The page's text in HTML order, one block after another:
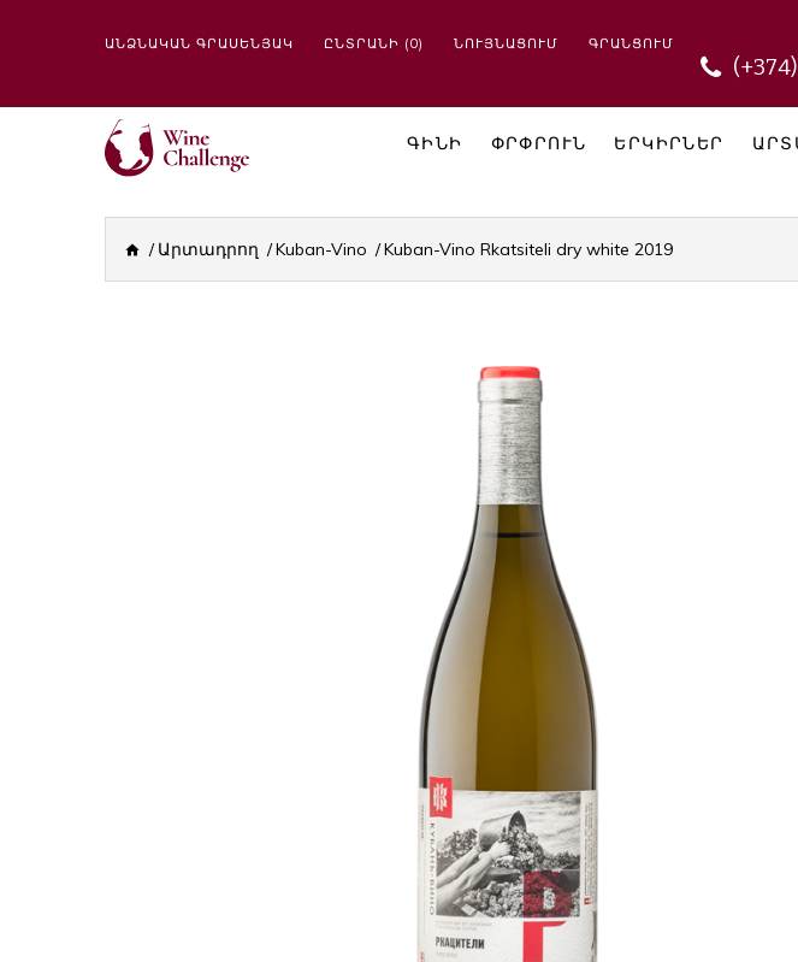
ԱՆՁՆԱԿԱՆ ԳՐԱՍԵՆՅԱԿ ԸՆՏՐԱՆԻ (0) ՆՈՒՅՆԱՑՈՒՄ ԳՐԱՆՑՈՒՄ
ԳԻՆԻ ՓՐՓՐՈՒՆ ԵՐԿԻՐՆԵՐ
Արտադրող Kuban-Vino Kuban-Vino Rkatsiteli dry white 2019